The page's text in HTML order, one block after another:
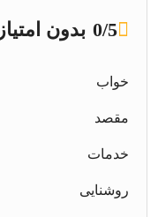
0/5 بدون امتیاز
خواب
مقصد
خدمات
روشنایی